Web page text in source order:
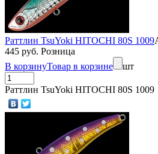
Раттлин TsuYoki HITOCHI 80S 1009
445 руб. Розница
В корзинуТовар в корзине шт
Раттлин TsuYoki HITOCHI 80S 1009